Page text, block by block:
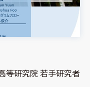
等研究院 若手研究者